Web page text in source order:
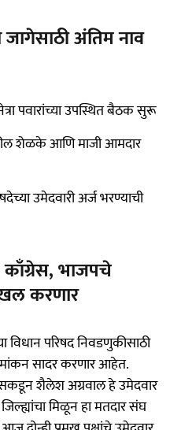
जागेसाठी अंतिम नाव
पवारांच्या उपस्थित बैठक सुरू
शेळके आणि माजी आमदार
उमेदवारी अर्ज भरण्याची
भाजपचे
करणार
विधान परिषद निवडणुकीसाठी
सादर करणार आहेत.
शैलेश अग्रवाल हे उमेदवार
मिळून हा मतदार संघ